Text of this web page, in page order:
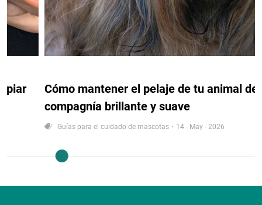
Cómo mantener el pelaje de tu animal de
compagnía brillante y suave
Guías para el cuidado de mascotas 14 - May - 2026